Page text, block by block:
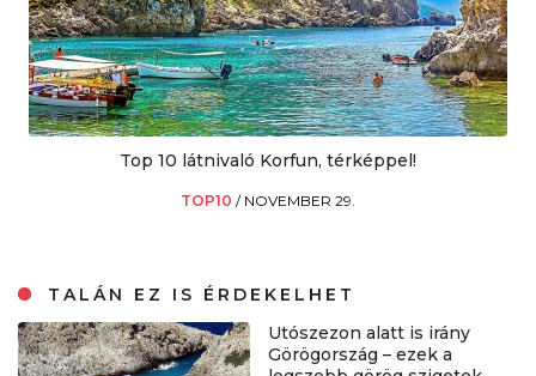
Top 10 látnivaló Korfun, térképpel!
TOP10 / NOVEMBER 29.
TALÁN EZ IS ÉRDEKELHET
Utószezon alatt is irány
Görögország – ezek a